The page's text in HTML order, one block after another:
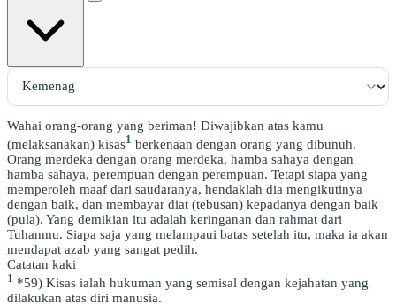
Wahai orang-orang yang beriman! Diwajibkan atas kamu
(melaksanakan) kisas1 berkenaan dengan orang yang dibunuh.
Orang merdeka dengan orang merdeka, hamba sahaya dengan
hamba sahaya, perempuan dengan perempuan. Tetapi siapa yang
memperoleh maaf dari saudaranya, hendaklah dia mengikutinya
dengan baik, dan membayar diat (tebusan) kepadanya dengan baik
(pula). Yang demikian itu adalah keringanan dan rahmat dari
Tuhanmu. Siapa saja yang melampaui batas setelah itu, maka ia akan
mendapat azab yang sangat pedih.
Catatan kaki
1 *59) Kisas ialah hukuman yang semisal dengan kejahatan yang
dilakukan atas diri manusia.